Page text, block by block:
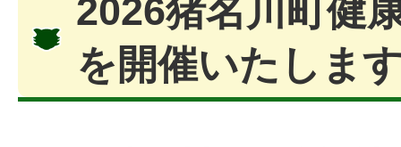
2026猪名川町健
を開催いたしま